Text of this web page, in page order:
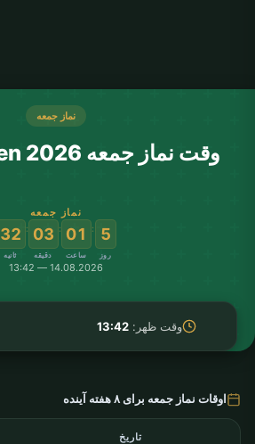
نماز جمعه
وقت نماز جمعه Oberhausen 2026
نماز جمعه
5
روز
:
01
ساعت
:
03
دقیقه
:
32
ثانیه
14.08.2026 — 13:42
وقت ظهر:13:42
اوقات نماز جمعه برای ۸ هفته آینده
تاریخ